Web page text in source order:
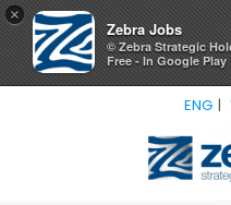
×
Zebra Jobs
© Zebra Strategic
Free - In Google Play
ENG